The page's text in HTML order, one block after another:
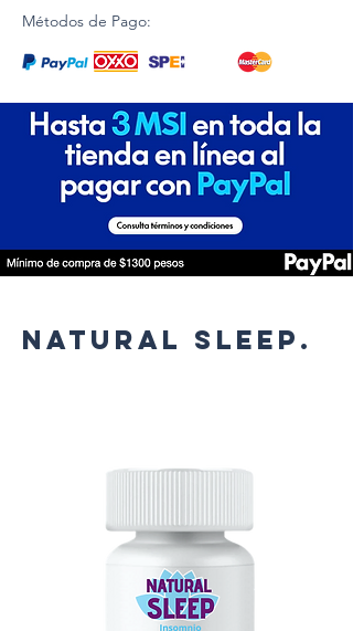
Métodos de Pago:
NATURAL SLEEP.